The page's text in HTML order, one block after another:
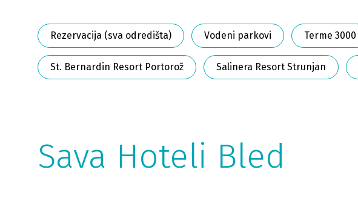
Rezervacija (sva odredišta) Vodeni parkovi Terme 3000
St. Bernardin Resort Portorož Salinera Resort Strunjan
Sava Hoteli Bled